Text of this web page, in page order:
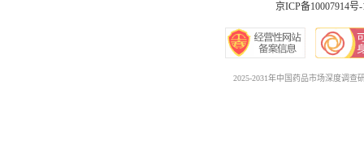
京ICP备10007914号-
2025-2031年中国药品市场深度调查